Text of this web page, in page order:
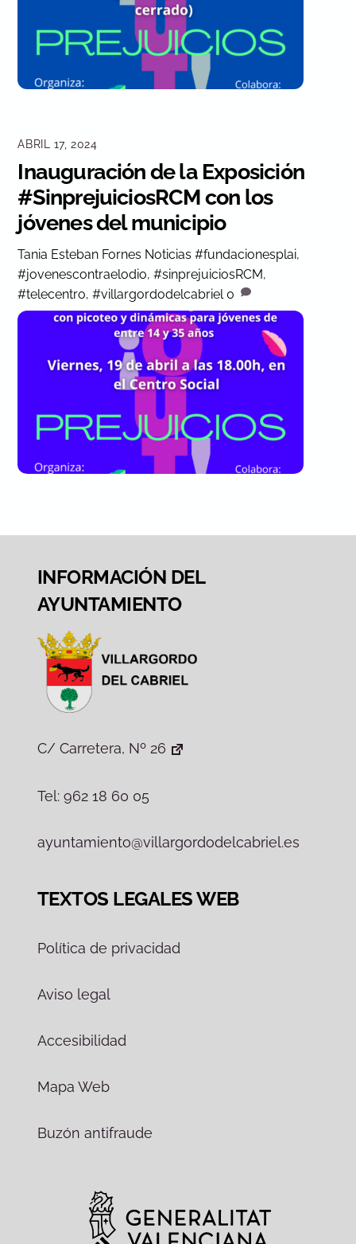
ABRIL 17, 2024
Inauguración de la Exposición
#SinprejuiciosRCM con los
jóvenes del municipio
Tania Esteban Fornes Noticias #fundacionesplai,
#jovenescontraelodio,#sinprejuiciosRCM,
#telecentro,#villargordodelcabriel 0
INFORMACIÓN DEL
AYUNTAMIENTO
C/ Carretera, Nº 26
Tel: 962 18 60 05
ayuntamiento@villargordodelcabriel.es
TEXTOS LEGALES WEB
Política de privacidad
Aviso legal
Accesibilidad
Mapa Web
Buzón antifraude